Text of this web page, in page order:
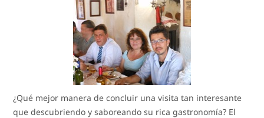
¿Qué mejor manera de concluir una visita tan interesante
que descubriendo y saboreando su rica gastronomía? El